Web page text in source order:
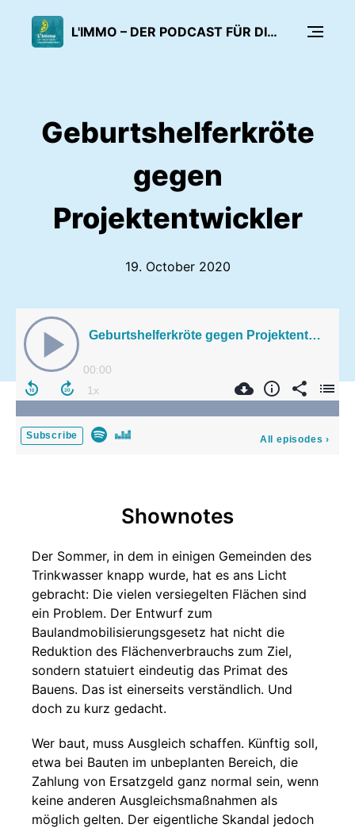
L'IMMO – DER PODCAST FÜR DIE IMMOBILIENWIRTSCHAFT
Geburtshelferkröte
gegen
Projektentwickler
19. October 2020
Geburtshelferkröte gegen Projektentwickler
00:00
Subscribe All episodes ›
Shownotes
Der Sommer, in dem in einigen Gemeinden des
Trinkwasser knapp wurde, hat es ans Licht
gebracht: Die vielen versiegelten Flächen sind
ein Problem. Der Entwurf zum
Baulandmobilisierungsgesetz hat nicht die
Reduktion des Flächenverbrauchs zum Ziel,
sondern statuiert eindeutig das Primat des
Bauens. Das ist einerseits verständlich. Und
doch zu kurz gedacht.
Wer baut, muss Ausgleich schaffen. Künftig soll,
etwa bei Bauten im unbeplanten Bereich, die
Zahlung von Ersatzgeld ganz normal sein, wenn
keine anderen Ausgleichsmaßnahmen als
möglich gelten. Der eigentliche Skandal jedoch